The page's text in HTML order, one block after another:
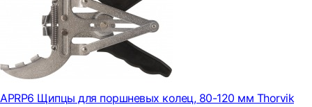
APRP6 Щипцы для поршневых колец, 80-120 мм Thorvik